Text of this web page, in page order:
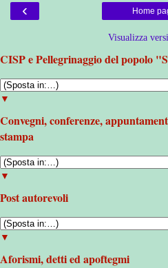
‹ Home
Visualizza
CISP e Pellegrinaggio del popolo
▼
Convegni, conferenze,
stampa
▼
Post autorevoli
▼
Aforismi, detti ed apoftegmi